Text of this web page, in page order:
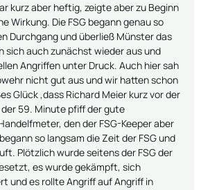
kurz aber heftig, zeigte aber zu Beginn
Wirkung. Die FSG begann genau so
Durchgang und überließ Münster das
sich auch zunächst wieder aus und
Angriffen unter Druck. Auch hier sah
nicht gut aus und wir hatten schon
Glück ,dass Richard Meier kurz vor der
59. Minute pfiff der gute
den der FSG-Keeper aber
so langsam die Zeit der FSG und
Plötzlich wurde seitens der FSG der
es wurde gekämpft, sich
und es rollte Angriff auf Angriff in